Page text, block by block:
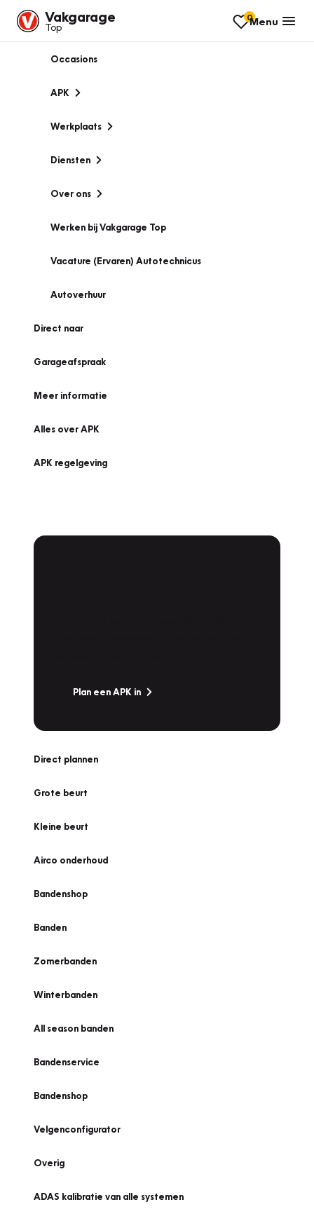
Vakgarage
Top
0Menu
Occasions
APK
Werkplaats
Diensten
Over ons
Werken bij Vakgarage Top
Vacature (Ervaren) Autotechnicus
Autoverhuur
Direct naar
Garageafspraak
Meer informatie
Alles over APK
APK regelgeving
Plan een APK in
Direct plannen
Grote beurt
Kleine beurt
Airco onderhoud
Bandenshop
Banden
Zomerbanden
Winterbanden
All season banden
Bandenservice
Bandenshop
Velgenconfigurator
Overig
ADAS kalibratie van alle systemen